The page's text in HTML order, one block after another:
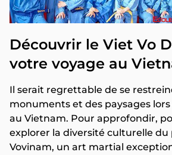
Découvrir le Viet Vo
votre voyage au
Il serait regrettable de se
monuments et des paysages
au Vietnam. Pour approfondir,
explorer la diversité culturelle du
Vovinam, un art martial